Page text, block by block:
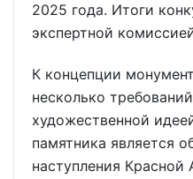
2025 года. Итоги
экспертной
К концепции
несколько
художественной
памятника является
наступления